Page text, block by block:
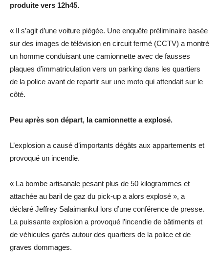
produite vers 12h45.
« Il s’agit d’une voiture piégée. Une enquête préliminaire basée
sur des images de télévision en circuit fermé (CCTV) a montré
un homme conduisant une camionnette avec de fausses
plaques d’immatriculation vers un parking dans les quartiers
de la police avant de repartir sur une moto qui attendait sur le
côté.
Peu après son départ, la camionnette a explosé.
L’explosion a causé d’importants dégâts aux appartements et
provoqué un incendie.
« La bombe artisanale pesant plus de 50 kilogrammes et
attachée au baril de gaz du pick-up a alors explosé », a
déclaré Jeffrey Salaimankul lors d’une conférence de presse.
La puissante explosion a provoqué l’incendie de bâtiments et
de véhicules garés autour des quartiers de la police et de
graves dommages.